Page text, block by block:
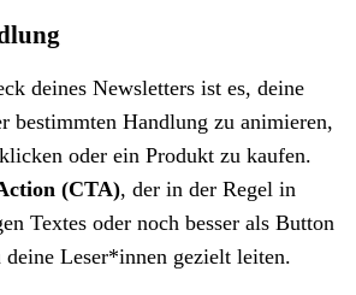
deines Newsletters ist es, deine
bestimmten Handlung zu animieren,
oder ein Produkt zu kaufen.
(CTA), der in der Regel in
Textes oder noch besser als Button
deine Leser*innen gezielt leiten.